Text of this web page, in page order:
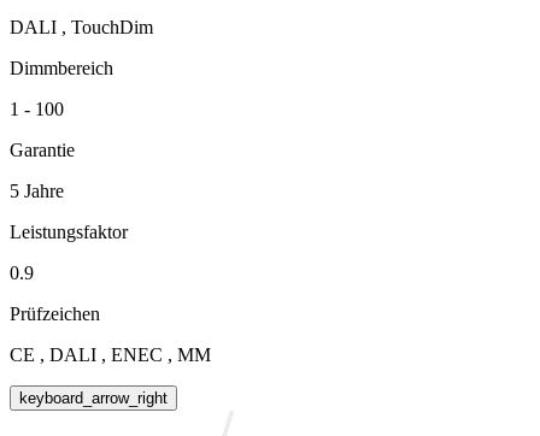
DALI , TouchDim
Dimmbereich
1 - 100
Garantie
5 Jahre
Leistungsfaktor
0.9
Prüfzeichen
CE , DALI , ENEC , MM
keyboard_arrow_right